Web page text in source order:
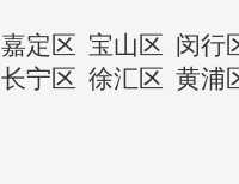
嘉定区 宝山区 闵行
长宁区 徐汇区 黄浦